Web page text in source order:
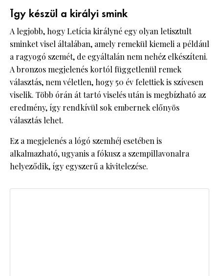
Így készül a királyi smink
A legjobb, hogy Letícia királyné egy olyan letisztult
sminket visel általában, amely remekül kiemeli a például
a ragyogó szemét, de egyáltalán nem nehéz elkészíteni.
A bronzos megjelenés kortól függetlenül remek
választás, nem véletlen, hogy 50 év felettiek is szívesen
viselik. Több órán át tartó viselés után is megbízható az
eredmény, így rendkívül sok embernek előnyös
választás lehet.
Ez a megjelenés a lógó szemhéj esetében is
alkalmazható, ugyanis a fókusz a szempillavonalra
helyeződik, így egyszerű a kivitelezése.